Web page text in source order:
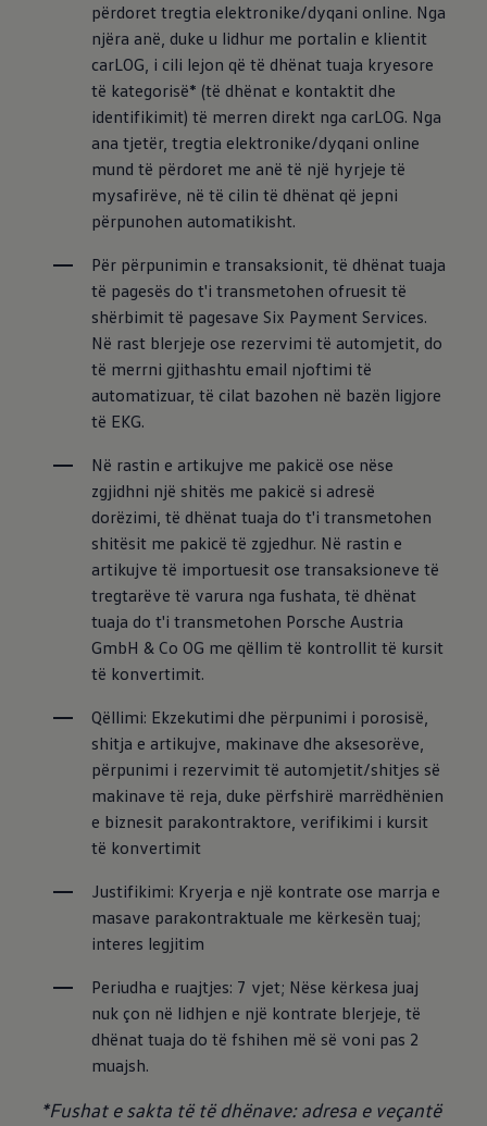
përdoret tregtia elektronike/dyqani online. Nga
njëra anë, duke u lidhur me portalin e klientit
carLOG, i cili lejon që të dhënat tuaja kryesore
të kategorisë* (të dhënat e kontaktit dhe
identifikimit) të merren direkt nga carLOG. Nga
ana tjetër, tregtia elektronike/dyqani online
mund të përdoret me anë të një hyrjeje të
mysafirëve, në të cilin të dhënat që jepni
përpunohen automatikisht.
Për përpunimin e transaksionit, të dhënat tuaja
të pagesës do t'i transmetohen ofruesit të
shërbimit të pagesave Six Payment Services.
Në rast blerjeje ose rezervimi të automjetit, do
të merrni gjithashtu email njoftimi të
automatizuar, të cilat bazohen në bazën ligjore
të EKG.
Në rastin e artikujve me pakicë ose nëse
zgjidhni një shitës me pakicë si adresë
dorëzimi, të dhënat tuaja do t'i transmetohen
shitësit me pakicë të zgjedhur. Në rastin e
artikujve të importuesit ose transaksioneve të
tregtarëve të varura nga fushata, të dhënat
tuaja do t'i transmetohen Porsche Austria
GmbH & Co OG me qëllim të kontrollit të kursit
të konvertimit.
Qëllimi: Ekzekutimi dhe përpunimi i porosisë,
shitja e artikujve, makinave dhe aksesorëve,
përpunimi i rezervimit të automjetit/shitjes së
makinave të reja, duke përfshirë marrëdhënien
e biznesit parakontraktore, verifikimi i kursit
të konvertimit
Justifikimi: Kryerja e një kontrate ose marrja e
masave parakontraktuale me kërkesën tuaj;
interes legjitim
Periudha e ruajtjes: 7 vjet; Nëse kërkesa juaj
nuk çon në lidhjen e një kontrate blerjeje, të
dhënat tuaja do të fshihen më së voni pas 2
muajsh.
*Fushat e sakta të të dhënave: adresa e veçantë